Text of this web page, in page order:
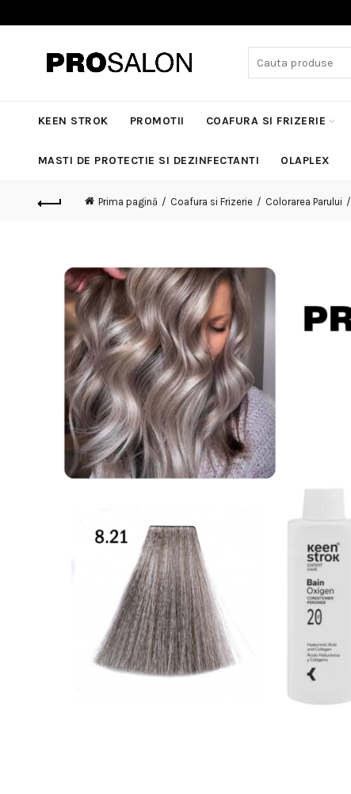
KEEN STROK PROMOTII COAFURA SI FRIZERIE
MASTI DE PROTECTIE SI DEZINFECTANTI OLAPLEX
Prima pagină Coafura si Frizerie Colorarea Parului